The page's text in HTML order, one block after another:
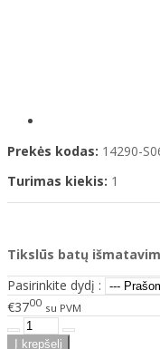
Prekės kodas: 14290-
Turimas kiekis: 1
Tikslūs batų
Pasirinkite dydį :
€3700 su PVM